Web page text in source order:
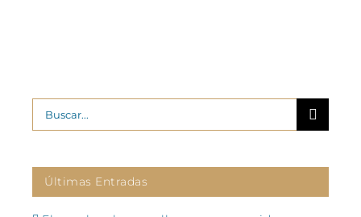
Buscar:
Últimas Entradas